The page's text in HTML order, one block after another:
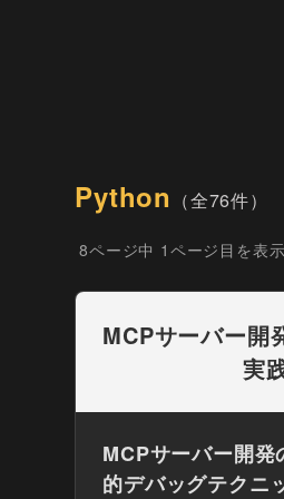
Python （全76件）
8ページ中 1ページ目を表示
MCPサーバー開
実
MCPサーバー開
的デバッグテクニ